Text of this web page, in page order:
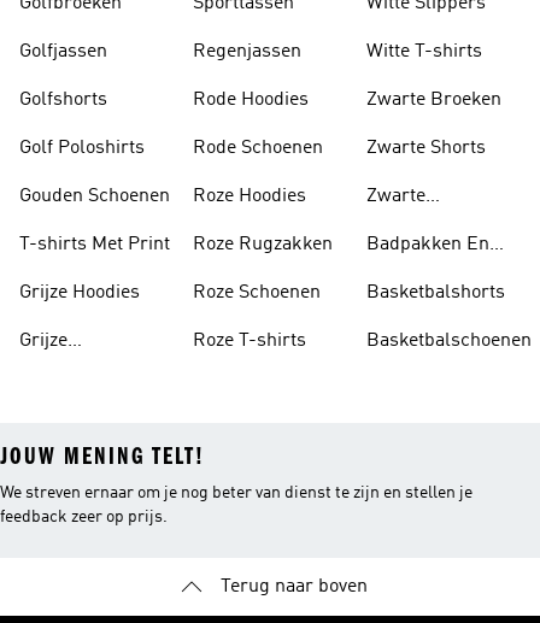
Golfjassen
Golfshorts
Golf Poloshirts
Gouden Schoenen
T-shirts Met Print
Grijze Hoodies
Grijze
Regenjassen
Rode Hoodies
Rode Schoenen
Roze Hoodies
Roze Rugzakken
Roze Schoenen
Roze T-shirts
Witte T-shirts
Zwarte Broeken
Zwarte Shorts
Zwarte
Badpakken En
Basketbalshorts
Basketbalschoenen
JOUW MENING TELT!
We streven ernaar om je nog beter van dienst te zijn en stellen je
feedback zeer op prijs.
Terug naar boven